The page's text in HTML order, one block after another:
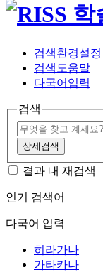
검색환경설정
검색도움말
다국어입력
검색
상세검색
결과 내 재검색
인기 검색어
다국어 입력
히라가나
가타카나